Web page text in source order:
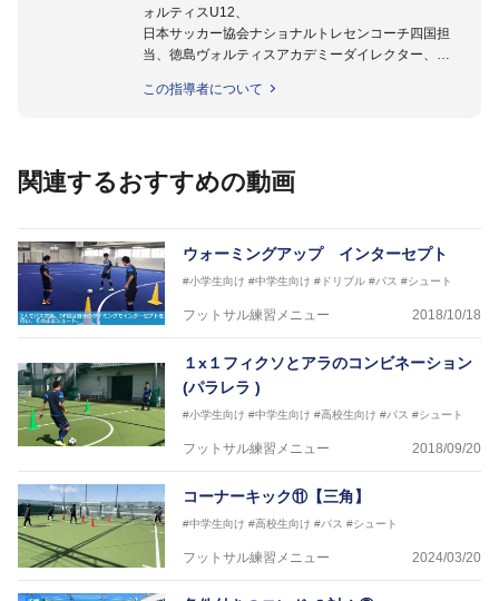
ォルティスU12、
日本サッカー協会ナショナルトレセンコーチ四国担
当、徳島ヴォルティスアカデミーダイレクター、
日本サッカー協会公認B級養成講習会インストラクタ
協会公認キッズリーダーチーフインストラクター
【指導歴】
FリーグU23選抜監督、ミャンマー女子フットサル代
表監督
日本サッカー協会フットサルインストラクター、AFC
（アジアサッカー連盟）フットサルインストラクター
JFA公認A級コーチジェネラルライセンス・JFA公認フ
ットサルB級コーチライセンス
横山 哲久
【指導歴】
【資格】
日本サッカー協会公認B級ライセンス・日本サッカー
協会公認フットサルB級ライセンス
この指導者について
関連するおすすめの動画
ウォーミングアップ インターセプト
#小学生向け #中学生向け #ドリブル #パス #シュート
フットサル練習メニュー 2018/10/18
１x１フィクソとアラのコンビネーション
(パラレラ )
#小学生向け #中学生向け #高校生向け #パス #シュート
フットサル練習メニュー 2018/09/20
コーナーキック⑪【三角】
#中学生向け #高校生向け #パス #シュート
フットサル練習メニュー 2024/03/20